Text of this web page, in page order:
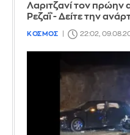
Λαριτζανί τον πρώην
Ρεζαΐ - Δείτε την
ΚΟΣΜΟΣ 22:02,